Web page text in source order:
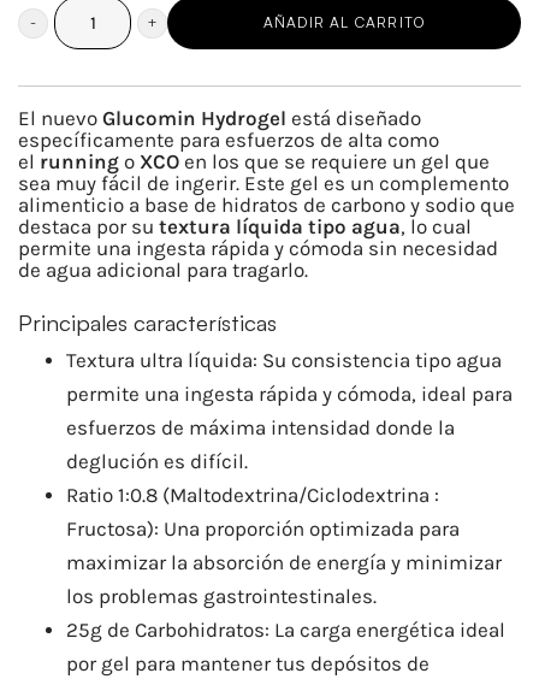
GLUCOMIN
cantidad
AÑADIR AL CARRITO
El nuevo Glucomin Hydrogel está diseñado
específicamente para esfuerzos de alta como
el running o XCO en los que se requiere un gel que
sea muy fácil de ingerir. Este gel es un complemento
alimenticio a base de hidratos de carbono y sodio que
destaca por su textura líquida tipo agua, lo cual
permite una ingesta rápida y cómoda sin necesidad
de agua adicional para tragarlo.
Principales características
Textura ultra líquida: Su consistencia tipo agua
permite una ingesta rápida y cómoda, ideal para
esfuerzos de máxima intensidad donde la
deglución es difícil.
Ratio 1:0.8 (Maltodextrina/Ciclodextrina :
Fructosa): Una proporción optimizada para
maximizar la absorción de energía y minimizar
los problemas gastrointestinales.
25g de Carbohidratos: La carga energética ideal
por gel para mantener tus depósitos de